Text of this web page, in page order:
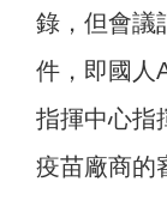
錄，但會議
件，即國人
指揮中心指
疫苗廠商的